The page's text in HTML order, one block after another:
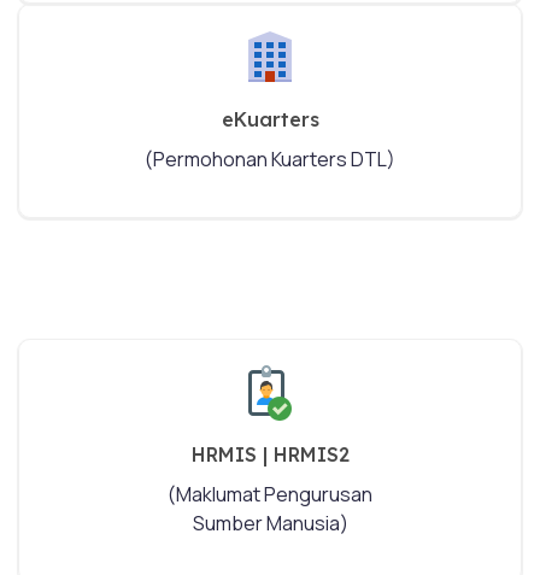
eKuarters
(Permohonan Kuarters DTL)
HRMIS | HRMIS2
(Maklumat Pengurusan
Sumber Manusia)